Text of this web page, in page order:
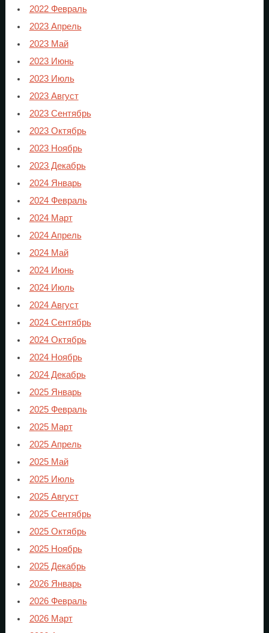
2022 Февраль
2023 Апрель
2023 Май
2023 Июнь
2023 Июль
2023 Август
2023 Сентябрь
2023 Октябрь
2023 Ноябрь
2023 Декабрь
2024 Январь
2024 Февраль
2024 Март
2024 Апрель
2024 Май
2024 Июнь
2024 Июль
2024 Август
2024 Сентябрь
2024 Октябрь
2024 Ноябрь
2024 Декабрь
2025 Январь
2025 Февраль
2025 Март
2025 Апрель
2025 Май
2025 Июль
2025 Август
2025 Сентябрь
2025 Октябрь
2025 Ноябрь
2025 Декабрь
2026 Январь
2026 Февраль
2026 Март